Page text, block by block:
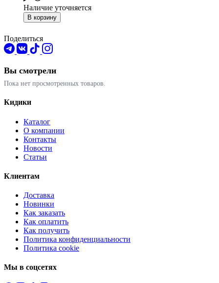
Наличие уточняется
В корзину
Поделиться
Вы смотрели
Пока нет просмотренных товаров.
Кидики
Каталог
О компании
Контакты
Новости
Статьи
Клиентам
Доставка
Новинки
Как заказать
Как оплатить
Как получить
Политика конфиденциальности
Политика cookie
Мы в соцсетях